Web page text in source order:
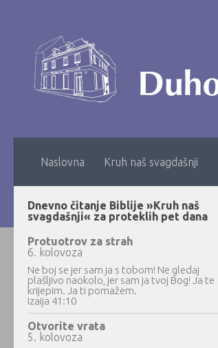
Naslovna Kruh naš svagdašnji
Dnevno čitanje Biblije »Kruh naš
svagdašnji« za proteklih pet dana
Protuotrov za strah
6. kolovoza
Ne boj se jer sam ja s tobom! Ne gledaj
plašljivo naokolo, jer sam ja tvoj Bog! Ja te
krijepim. Ja ti pomažem.
Izaija 41:10
Otvorite vrata
5. kolovoza